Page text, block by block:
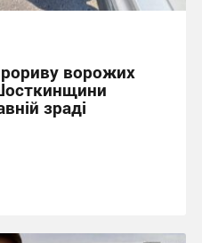
ворожих
зраді